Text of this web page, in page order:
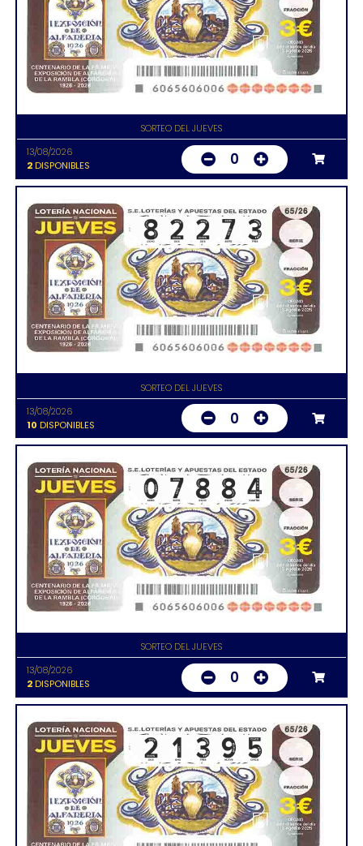
SORTEO DEL JUEVES
13/08/2026
2DISPONIBLES 0
SORTEO DEL JUEVES
13/08/2026
10 DISPONIBLES 0
SORTEO DEL JUEVES
13/08/2026
2DISPONIBLES 0